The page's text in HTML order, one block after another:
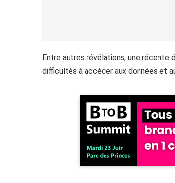
Entre autres révélations, une récente
difficultés à accéder aux données et